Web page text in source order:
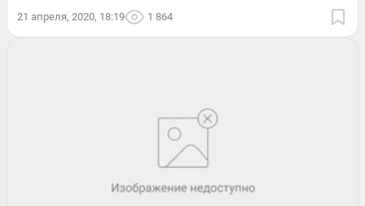
21 апреля, 2020, 18:19 1 864